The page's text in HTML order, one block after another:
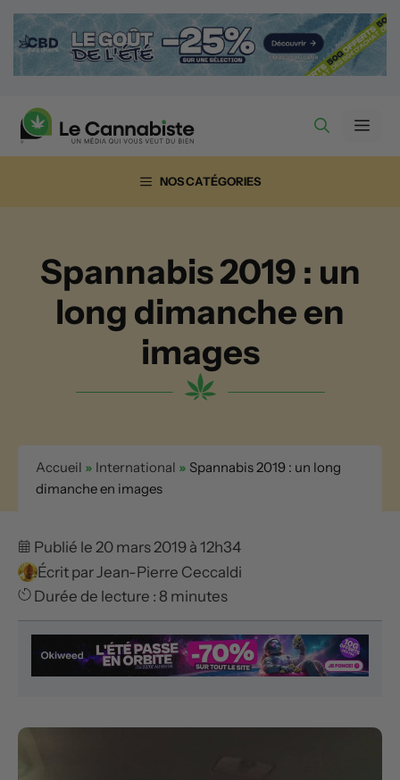
Aller
contenu
NOS CATÉGORIES
Spannabis 2019 : un
long dimanche en
images
Accueil » International » Spannabis 2019 : un long
dimanche en images
Publié le 20 mars 2019 à 12h34
Écrit parJean-Pierre Ceccaldi
Durée de lecture : 8 minutes